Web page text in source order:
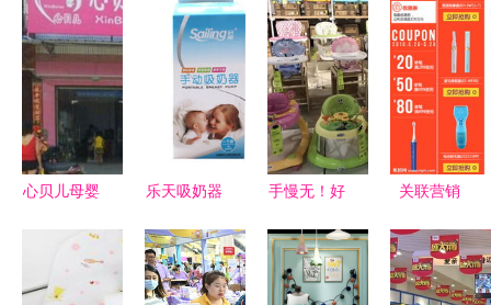
心贝儿母婴
的放心”成
为每个家庭
乐天吸奶器
市场蓝海，
开启专业吸
手慢无！好
大型仓库特
卖震撼来
关联营销
情页侧边栏
推荐策略与